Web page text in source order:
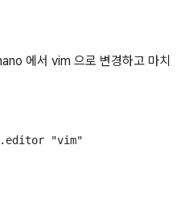
에서 vim 으로 변경하고 마치
"vim"